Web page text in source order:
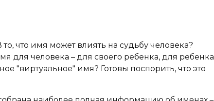
что имя может влиять на судьбу человека?
для человека – для своего ребенка, для ребенка
"виртуальное" имя? Готовы поспорить, что это